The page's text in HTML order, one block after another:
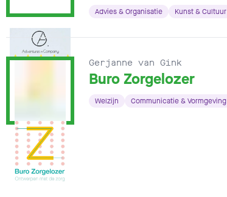
Advies & Organisatie Kunst & Cultuur
Gerjanne van Gink
Buro Zorgelozer
Welzijn Communicatie & Vormgeving